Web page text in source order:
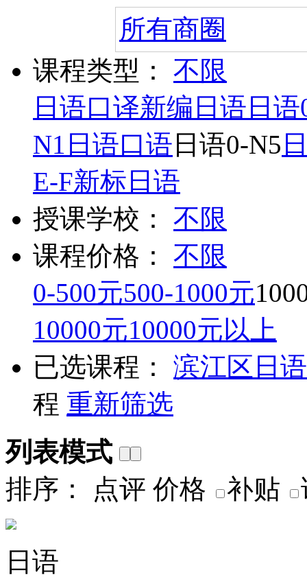
所有商圈
课程类型：
不限
日语口译新编日语 日
N1 日语口语 日语0-N5
E-F新标日语
授课学校：
不限
课程价格：
不限
0-500元500-1000元
10000元10000元以上
已选课程：
滨江区 日
程 重新筛选
列表模式
排序：
点评 价格 补贴
日语